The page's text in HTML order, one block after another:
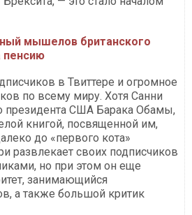
мышелов британского
пенсию
в Твиттере и огромное
по всему миру. Хотя Санни
президента США Барака Обамы,
книгой, посвященной им,
до «первого кота»
развлекает своих подписчиков
но при этом он еще
занимающийся
а также большой критик